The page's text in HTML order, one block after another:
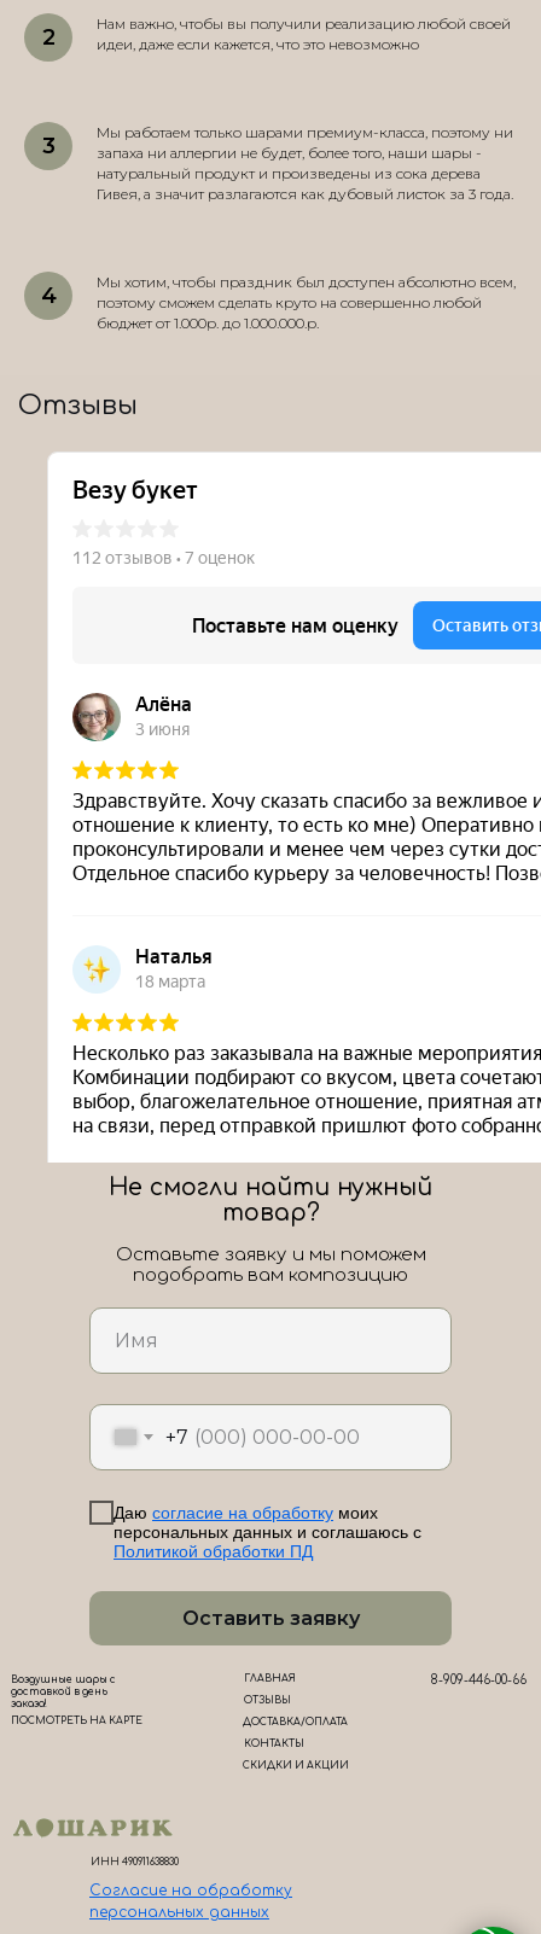
Нам важно, чтобы вы получили реализацию любой своей
идеи, даже если кажется, что это невозможно
Мы работаем только шарами премиум-класса, поэтому ни
запаха ни аллергии не будет, более того, наши шары -
натуральный продукт и произведены из сока дерева
Гивея, а значит разлагаются как дубовый листок за 3 года.
Мы хотим, чтобы праздник был доступен абсолютно всем,
поэтому сможем сделать круто на совершенно любой
бюджет от 1.000р. до 1.000.000.р.
Отзывы
+7
Даю согласие на обработку моих
персональных данных и соглашаюсь с
Политикой обработки ПД
Оставить заявку
Не смогли найти нужный
товар?
Оставьте заявку и мы поможем
подобрать вам композицию
ОТЗЫВЫ
ГЛАВНАЯ
ДОСТАВКА/ОПЛАТА
СКИДКИ И АКЦИИ
КОНТАКТЫ
8-909-446-00-66
Воздушные шары с
доставкой в день
заказа!
ПОСМОТРЕТЬ НА КАРТЕ
ИНН 490911638830
Согласие на обработку
персональных данных